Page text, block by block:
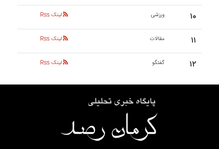
۱۰ ورزشی لینک Rss
۱۱ مقالات لینک Rss
۱۲ گفتگو لینک Rss